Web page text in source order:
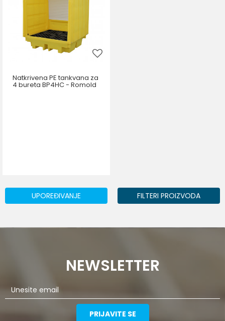
Natkrivena PE tankvana za
4 bureta BP4HC - Romold
UPOREĐIVANJE FILTERI PROIZVODA
NEWSLETTER
PRIJAVITE SE